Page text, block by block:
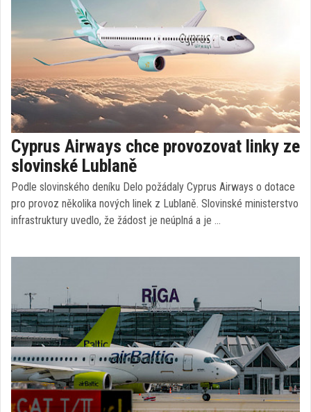
Cyprus Airways chce provozovat linky ze
slovinské Lublaně
Podle slovinského deníku Delo požádaly Cyprus Airways o dotace
pro provoz několika nových linek z Lublaně. Slovinské ministerstvo
infrastruktury uvedlo, že žádost je neúplná a je …